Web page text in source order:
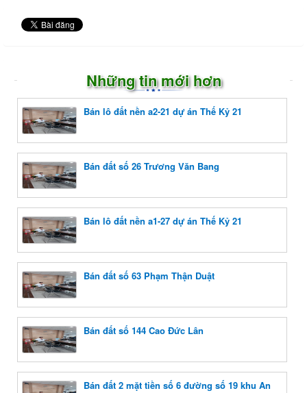
Những tin mới hơn
Bán lô đất nền a2-21 dự án Thế Kỷ 21
Bán đất số 26 Trương Văn Bang
Bán lô đất nền a1-27 dự án Thế Kỷ 21
Bán đất số 63 Phạm Thận Duật
Bán đất số 144 Cao Đức Lân
Bán đất 2 mặt tiền số 6 đường số 19 khu An